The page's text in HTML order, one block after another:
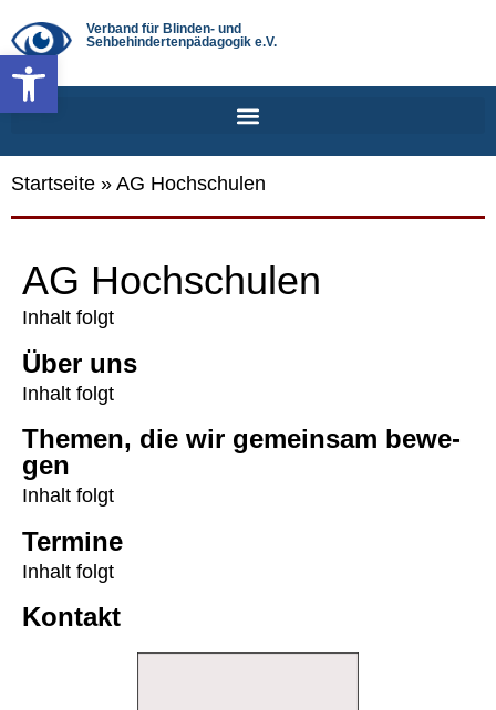
Werkzeugleiste öffnen
Verband für Blinden- und
Sehbehindertenpädagogik e.V.
Startseite » AG Hochschulen
AG Hoch­schu­len
Inhalt folgt
Über uns
Inhalt folgt
The­men, die wir gemein­sam bewe­
gen
Inhalt folgt
Ter­mi­ne
Inhalt folgt
Kon­takt